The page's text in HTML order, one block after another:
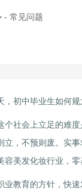
- 常见问题
初中毕业生如何
个社会上立足的难
立，不预则废。实
美发化妆行业，
业教育的方针，快